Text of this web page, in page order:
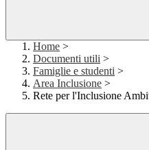
Home >
Documenti utili >
Famiglie e studenti >
Area Inclusione >
Rete per l'Inclusione